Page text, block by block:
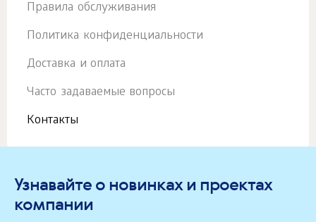
Правила обслуживания
Политика конфиденциальности
Доставка и оплата
Часто задаваемые вопросы
Контакты
Узнавайте о новинках и проектах
компании